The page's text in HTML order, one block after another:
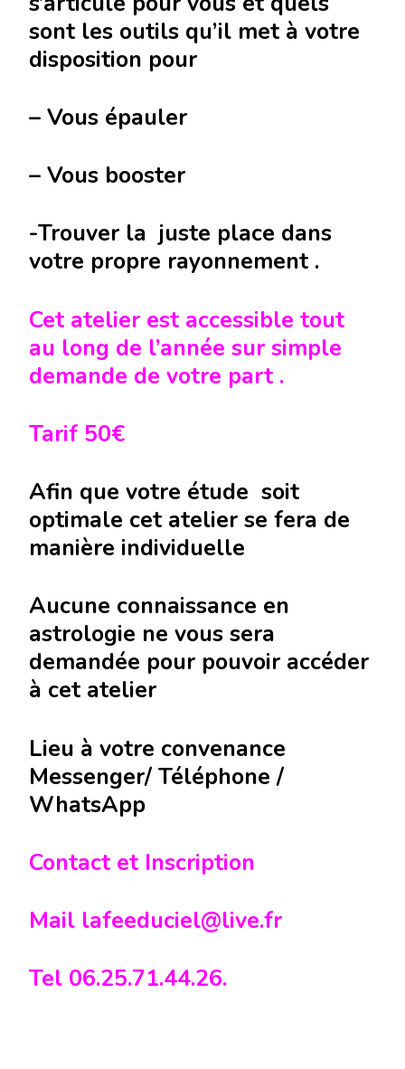
sont les outils qu’il met à votre
disposition pour
– Vous épauler
– Vous booster
-Trouver la juste place dans
votre propre rayonnement .
Cet atelier est accessible tout
au long de l’année sur simple
demande de votre part .
Tarif 50€
Afin que votre étude soit
optimale cet atelier se fera de
manière individuelle
Aucune connaissance en
astrologie ne vous sera
demandée pour pouvoir accéder
à cet atelier
Lieu à votre convenance
Messenger/ Téléphone /
WhatsApp
Contact et Inscription
Mail lafeeduciel@live.fr
Tel 06.25.71.44.26.